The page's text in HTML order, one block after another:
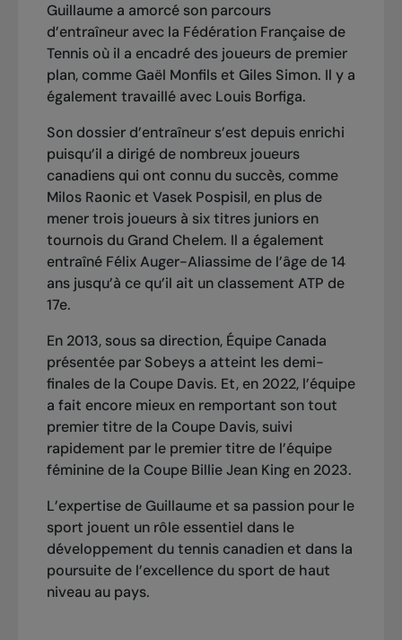
Guillaume a amorcé son parcours
d’entraîneur avec la Fédération Française de
Tennis où il a encadré des joueurs de premier
plan, comme Gaël Monfils et Giles Simon. Il y a
également travaillé avec Louis Borfiga.
Son dossier d’entraîneur s’est depuis enrichi
puisqu’il a dirigé de nombreux joueurs
canadiens qui ont connu du succès, comme
Milos Raonic et Vasek Pospisil, en plus de
mener trois joueurs à six titres juniors en
tournois du Grand Chelem. Il a également
entraîné Félix Auger-Aliassime de l’âge de 14
ans jusqu’à ce qu’il ait un classement ATP de
17e.
En 2013, sous sa direction, Équipe Canada
présentée par Sobeys a atteint les demi-
finales de la Coupe Davis. Et, en 2022, l’équipe
a fait encore mieux en remportant son tout
premier titre de la Coupe Davis, suivi
rapidement par le premier titre de l’équipe
féminine de la Coupe Billie Jean King en 2023.
L’expertise de Guillaume et sa passion pour le
sport jouent un rôle essentiel dans le
développement du tennis canadien et dans la
poursuite de l’excellence du sport de haut
niveau au pays.